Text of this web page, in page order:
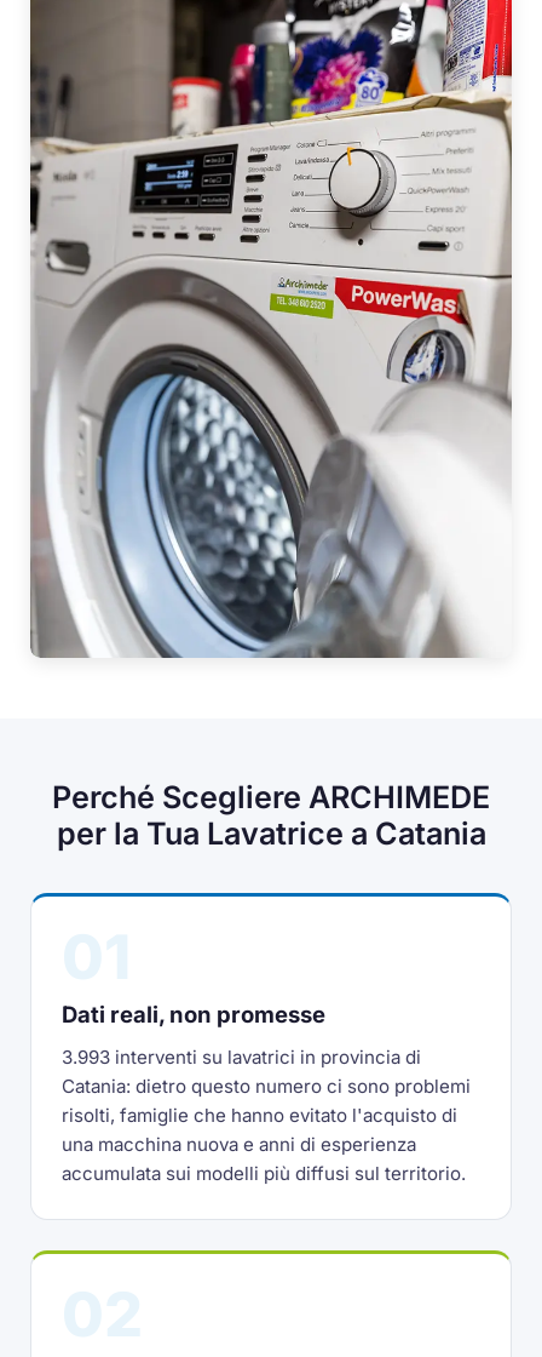
Perché Scegliere ARCHIMEDE
per la Tua Lavatrice a Catania
Dati reali, non promesse
3.993 interventi su lavatrici in provincia di
Catania: dietro questo numero ci sono problemi
risolti, famiglie che hanno evitato l'acquisto di
una macchina nuova e anni di esperienza
accumulata sui modelli più diffusi sul territorio.